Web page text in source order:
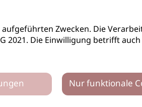
Zwecken. Die
2021. Die Einwilligung betrifft
Nur funktionale